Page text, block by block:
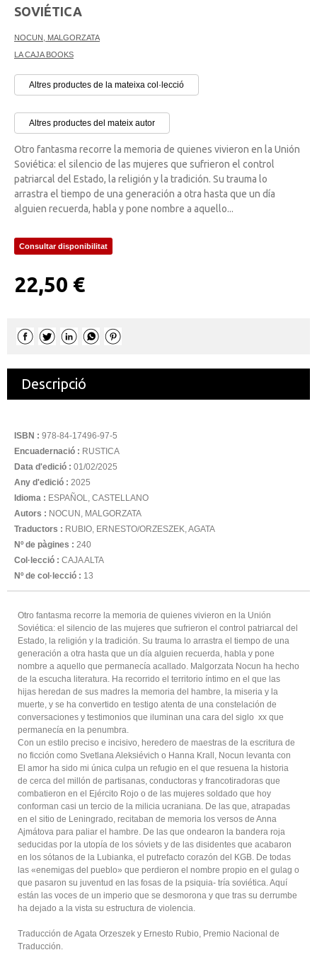
SOVIÉTICA
NOCUN, MALGORZATA
LA CAJA BOOKS
Altres productes de la mateixa col·lecció
Altres productes del mateix autor
Otro fantasma recorre la memoria de quienes vivieron en la Unión
Soviética: el silencio de las mujeres que sufrieron el control
patriarcal del Estado, la religión y la tradición. Su trauma lo
arrastra el tiempo de una generación a otra hasta que un día
alguien recuerda, habla y pone nombre a aquello...
Consultar disponibilitat
22,50 €
Descripció
ISBN : 978-84-17496-97-5
Encuadernació : RUSTICA
Data d'edició : 01/02/2025
Any d'edició : 2025
Idioma : ESPAÑOL, CASTELLANO
Autors : NOCUN, MALGORZATA
Traductors : RUBIO, ERNESTO/ORZESZEK, AGATA
Nº de pàgines : 240
Col·lecció : CAJA ALTA
Nº de col·lecció : 13
Otro fantasma recorre la memoria de quienes vivieron en la Unión
Soviética: el silencio de las mujeres que sufrieron el control patriarcal del
Estado, la religión y la tradición. Su trauma lo arrastra el tiempo de una
generación a otra hasta que un día alguien recuerda, habla y pone
nombre a aquello que permanecía acallado. Malgorzata Nocun ha hecho
de la escucha literatura. Ha recorrido el territorio íntimo en el que las
hijas heredan de sus madres la memoria del hambre, la miseria y la
muerte, y se ha convertido en testigo atenta de una constelación de
conversaciones y testimonios que iluminan una cara del siglo xx que
permanecía en la penumbra.
Con un estilo preciso e incisivo, heredero de maestras de la escritura de
no ficción como Svetlana Aleksiévich o Hanna Krall, Nocun levanta con
El amor ha sido mi única culpa un refugio en el que resuena la historia
de cerca del millón de partisanas, conductoras y francotiradoras que
combatieron en el Ejército Rojo o de las mujeres soldado que hoy
conforman casi un tercio de la milicia ucraniana. De las que, atrapadas
en el sitio de Leningrado, recitaban de memoria los versos de Anna
Ajmátova para paliar el hambre. De las que ondearon la bandera roja
seducidas por la utopía de los sóviets y de las disidentes que acabaron
en los sótanos de la Lubianka, el putrefacto corazón del KGB. De todas
las «enemigas del pueblo» que perdieron el nombre propio en el gulag o
que pasaron su juventud en las fosas de la psiquia- tría soviética. Aquí
están las voces de un imperio que se desmorona y que tras su derrumbe
ha dejado a la vista su estructura de violencia.
Traducción de Agata Orzeszek y Ernesto Rubio, Premio Nacional de
Traducción.